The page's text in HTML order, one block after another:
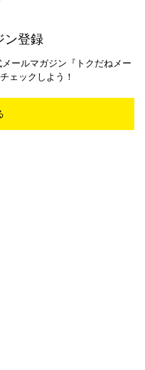
ン登録
ールマガジン『トクだねメー
ェックしよう！